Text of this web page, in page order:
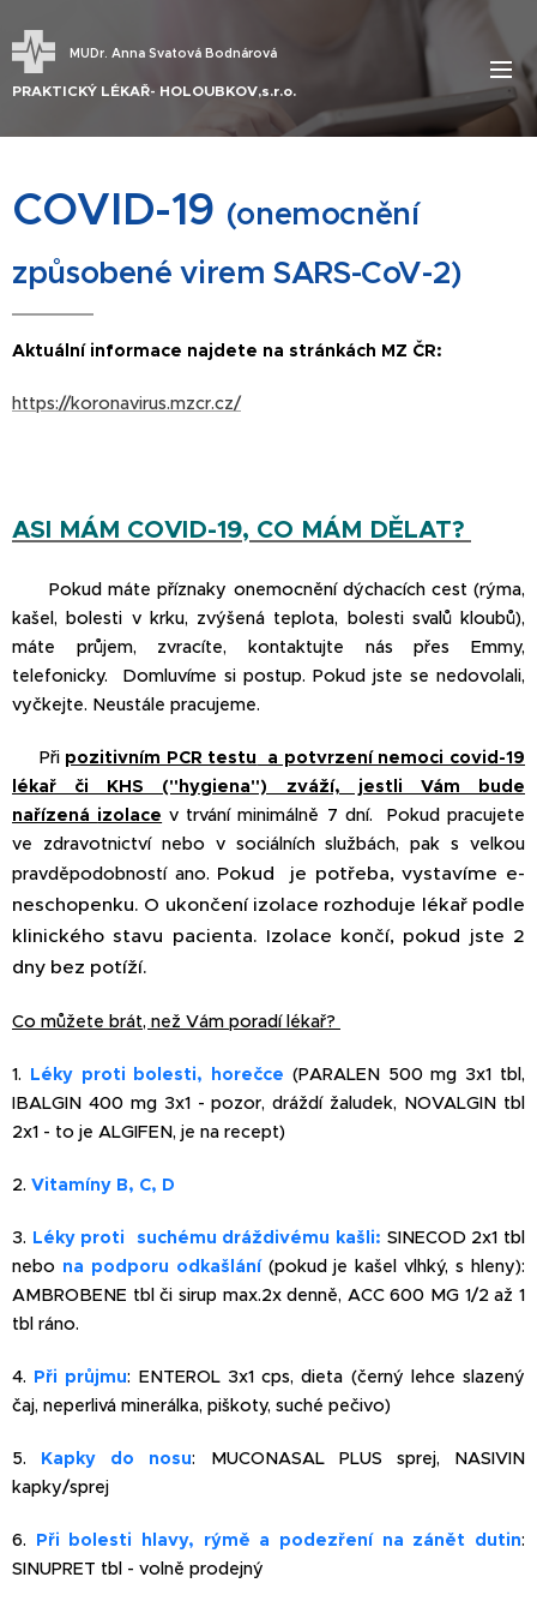
MUDr. Anna Svatová Bodnárová
PRAKTICKÝ LÉKAŘ- HOLOUBKOV,s.r.o.
COVID-19 (onemocnění
způsobené virem SARS-CoV-2)
Aktuální informace najdete na stránkách MZ ČR:
https://koronavirus.mzcr.cz/
ASI MÁM COVID-19, CO MÁM DĚLAT?
Pokud máte příznaky onemocnění dýchacích cest (rýma,
kašel, bolesti v krku, zvýšená teplota, bolesti svalů kloubů),
máte průjem, zvracíte, kontaktujte nás přes Emmy,
telefonicky. Domluvíme si postup. Pokud jste se nedovolali,
vyčkejte. Neustále pracujeme.
Při pozitivním PCR testu a potvrzení nemoci covid-19
lékař či KHS ("hygiena") zváží, jestli Vám bude
nařízená izolace v trvání minimálně 7 dní. Pokud pracujete
ve zdravotnictví nebo v sociálních službách, pak s velkou
pravděpodobností ano. Pokud je potřeba, vystavíme e-
neschopenku. O ukončení izolace rozhoduje lékař podle
klinického stavu pacienta. Izolace končí, pokud jste 2
dny bez potíží.
Co můžete brát, než Vám poradí lékař?
1. Léky proti bolesti, horečce (PARALEN 500 mg 3x1 tbl,
IBALGIN 400 mg 3x1 - pozor, dráždí žaludek, NOVALGIN tbl
2x1 - to je ALGIFEN, je na recept)
2. Vitamíny B, C, D
3. Léky proti suchému dráždivému kašli: SINECOD 2x1 tbl
nebo na podporu odkašlání (pokud je kašel vlhký, s hleny):
AMBROBENE tbl či sirup max.2x denně, ACC 600 MG 1/2 až 1
tbl ráno.
4. Při průjmu: ENTEROL 3x1 cps, dieta (černý lehce slazený
čaj, neperlivá minerálka, piškoty, suché pečivo)
5. Kapky do nosu: MUCONASAL PLUS sprej, NASIVIN
kapky/sprej
6. Při bolesti hlavy, rýmě a podezření na zánět dutin:
SINUPRET tbl - volně prodejný